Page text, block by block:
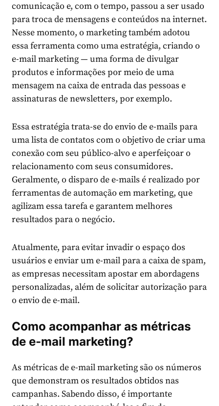
comunicação e, com o tempo, passou a ser usado
para troca de mensagens e conteúdos na internet.
Nesse momento, o marketing também adotou
essa ferramenta como uma estratégia, criando o
e-mail marketing — uma forma de divulgar
produtos e informações por meio de uma
mensagem na caixa de entrada das pessoas e
assinaturas de newsletters, por exemplo.
Essa estratégia trata-se do envio de e-mails para
uma lista de contatos com o objetivo de criar uma
conexão com seu público-alvo e aperfeiçoar o
relacionamento com seus consumidores.
Geralmente, o disparo de e-mails é realizado por
ferramentas de automação em marketing, que
agilizam essa tarefa e garantem melhores
resultados para o negócio.
Atualmente, para evitar invadir o espaço dos
usuários e enviar um e-mail para a caixa de spam,
as empresas necessitam apostar em abordagens
personalizadas, além de solicitar autorização para
o envio de e-mail.
Como acompanhar as métricas
de e-mail marketing?
As métricas de e-mail marketing são os números
que demonstram os resultados obtidos nas
campanhas. Sabendo disso, é importante